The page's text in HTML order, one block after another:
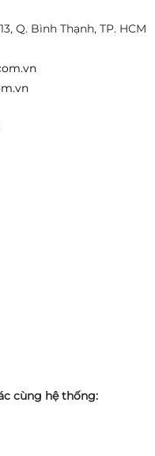
Q. Bình Thạnh, TP. HCM
cùng hệ thống: